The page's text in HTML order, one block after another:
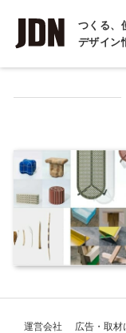
つくる、
デザイン
インタビュー
COLUMN
コラム
運営会社 広告・取材